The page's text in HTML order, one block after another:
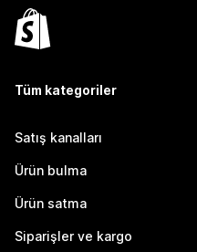
Tüm kategoriler
Satış kanalları
Ürün bulma
Ürün satma
Siparişler ve kargo